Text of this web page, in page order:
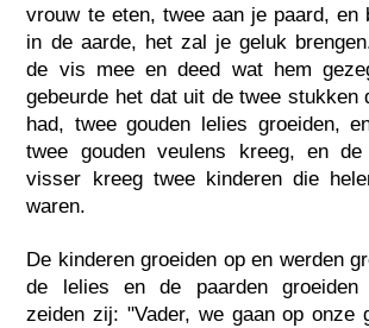
vrouw te eten, twee aan je paard, en
in de aarde, het zal je geluk
de vis mee en deed wat hem
gebeurde het dat uit de twee stukken
had, twee gouden lelies groeiden,
twee gouden veulens kreeg, en
visser kreeg twee kinderen die
waren.
De kinderen groeiden op en werden
de lelies en de paarden groeiden
zeiden zij: "Vader, we gaan op onze